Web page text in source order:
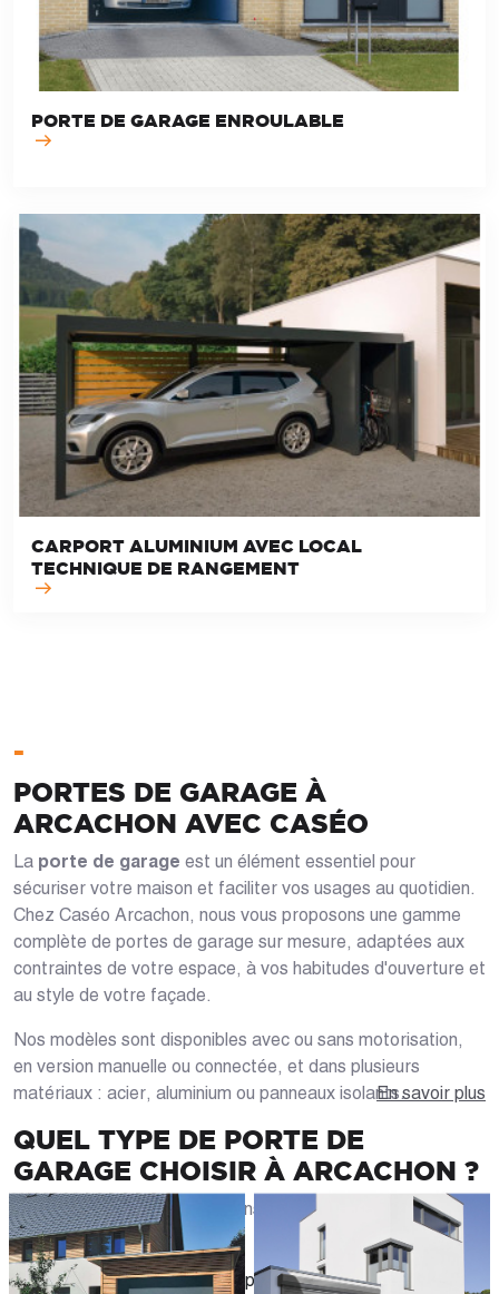
PORTE DE GARAGE ENROULABLE
CARPORT ALUMINIUM AVEC LOCAL
TECHNIQUE DE RANGEMENT
-
PORTES DE GARAGE À
ARCACHON AVEC CASÉO
La porte de garage est un élément essentiel pour
sécuriser votre maison et faciliter vos usages au quotidien.
Chez Caséo Arcachon, nous vous proposons une gamme
complète de portes de garage sur mesure, adaptées aux
contraintes de votre espace, à vos habitudes d'ouverture et
au style de votre façade.
Nos modèles sont disponibles avec ou sans motorisation,
en version manuelle ou connectée, et dans plusieurs
matériaux : acier, aluminium ou panneaux isolants.
QUEL TYPE DE PORTE DE
GARAGE CHOISIR À ARCACHON ?
Nous vous accompagnons dans le choix du modèle le plus
adapté à vos besoins :
Porte sectionnelle :idéale pour optimiser l'espace
En savoir plus